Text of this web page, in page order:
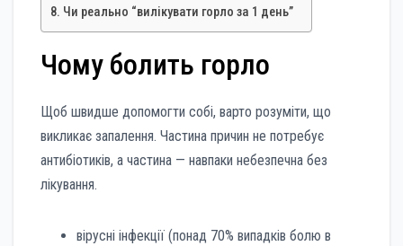
Чи реально “вилікувати горло за 1 день”
Чому болить горло
Щоб швидше допомогти собі, варто розуміти, що
викликає запалення. Частина причин не потребує
антибіотиків, а частина — навпаки небезпечна без
лікування.
вірусні інфекції (понад 70% випадків болю в